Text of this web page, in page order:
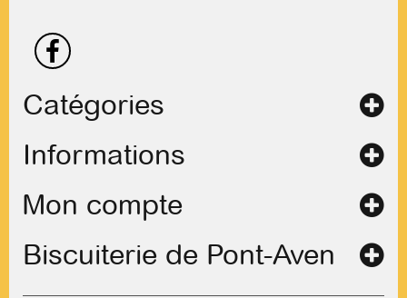
Catégories
Informations
Mon compte
Biscuiterie de Pont-Aven